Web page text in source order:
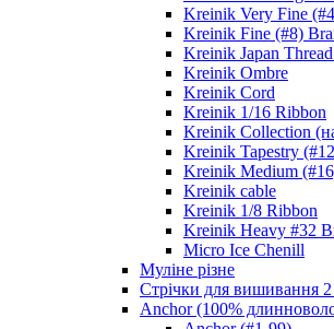
Kreinik Very Fine
Kreinik Fine (#8)
Kreinik Japan
Kreinik Ombre
Kreinik Cord
Kreinik 1/16 Ribbon
Kreinik Collection
Kreinik Tapestry
Kreinik Medium
Kreinik cable
Kreinik 1/8 Ribbon
Kreinik Heavy #32
Micro Ice Chenill
Муліне різне
Стрічки для вишивання
Anchor (100%